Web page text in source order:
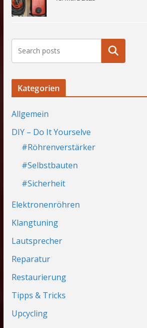
Suchen
Kategorien
Allgemein
DIY – Do It Yourselve
#Röhrenverstärker
#Selbstbauten
#Sicherheit
Elektronenröhren
Klangtuning
Lautsprecher
Reparatur
Restaurierung
Tipps & Tricks
Upcycling